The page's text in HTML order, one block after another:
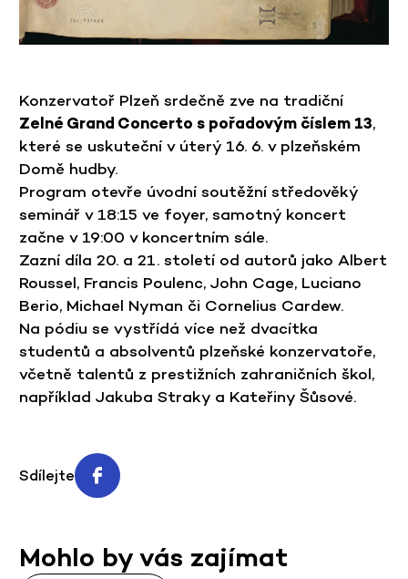
Konzervatoř Plzeň srdečně zve na tradiční
Zelné Grand Concerto s pořadovým číslem 13,
které se uskuteční v úterý 16. 6. v plzeňském
Domě hudby.
Program otevře úvodní soutěžní středověký
seminář v 18:15 ve foyer, samotný koncert
začne v 19:00 v koncertním sále.
Zazní díla 20. a 21. století od autorů jako Albert
Roussel, Francis Poulenc, John Cage, Luciano
Berio, Michael Nyman či Cornelius Cardew.
Na pódiu se vystřídá více než dvacítka
studentů a absolventů plzeňské konzervatoře,
včetně talentů z prestižních zahraničních škol,
například Jakuba Straky a Kateřiny Šůsové.
Sdílejte
Mohlo by vás zajímat